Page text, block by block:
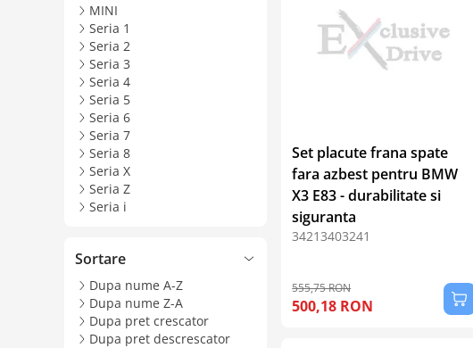
MINI
Seria 1
Seria 2
Seria 3
Seria 4
Seria 5
Seria 6
Seria 7
Seria 8
Seria X
Seria Z
Seria i
Sortare
Dupa nume A-Z
Dupa nume Z-A
Dupa pret crescator
Dupa pret descrescator
Set placute frana spate
fara azbest pentru BMW
X3 E83 - durabilitate si
siguranta
34213403241
555,75 RON
500,18 RON